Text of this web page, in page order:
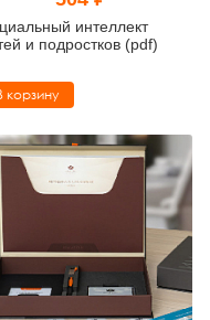
атаки
и НЛП
интеллект
и подростков (pdf)
корзину